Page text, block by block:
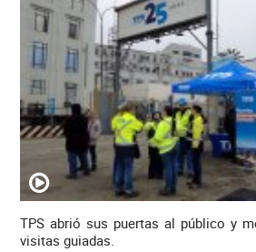
TPS abrió sus puertas al público y
visitas guiadas.